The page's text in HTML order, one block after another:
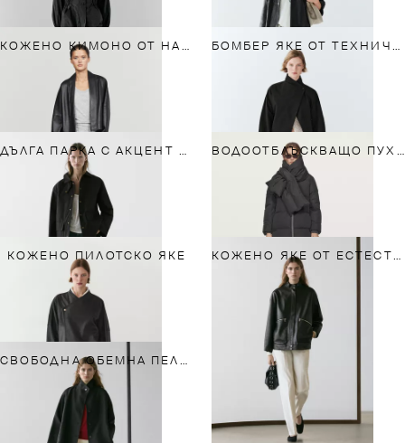
КОЖЕНО КИМОНО ОТ НАПА С РЕВЕРИ БОМБЕР ЯКЕ ОТ ТЕХНИЧЕСКИ ПЛАТ С КОПЧЕТА ОТСТРАНИ
ДЪЛГА ПАРКА С АКЦЕНТ НА ЯКАТА ОТ ПАМУК ВОДООТБЛЪСКВАЩО ПУХЕНО ЯКЕ
КОЖЕНО ПИЛОТСКО ЯКЕ КОЖЕНО ЯКЕ ОТ ЕСТЕСТВЕНА НАПА С ДЖОБОВЕ
СВОБОДНА ОБЕМНА ПЕЛЕРИНА С КОПЧЕТА